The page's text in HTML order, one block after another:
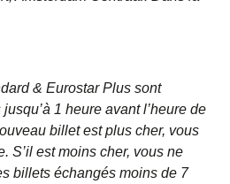
& Eurostar Plus sont
1 heure avant l’heure de
billet est plus cher, vous
S’il est moins cher, vous ne
billets échangés moins de 7